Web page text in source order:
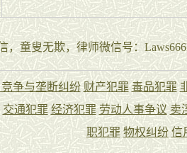
，童叟无欺，律师微信号：